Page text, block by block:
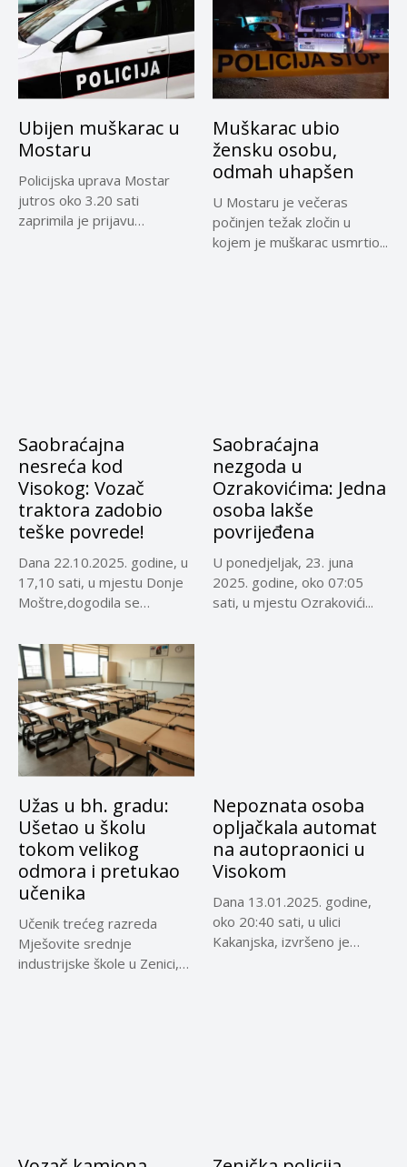
Ubijen muškarac u
Mostaru
Policijska uprava Mostar
jutros oko 3.20 sati
zaprimila je prijavu
Muškarac ubio
žensku osobu,
odmah uhapšen
U Mostaru je večeras
počinjen težak zločin u
kojem je muškarac usmrtio...
Saobraćajna
nesreća kod
Visokog: Vozač
traktora zadobio
teške povrede!
Dana 22.10.2025. godine, u
17,10 sati, u mjestu Donje
Moštre,dogodila se
Saobraćajna
nezgoda u
Ozrakovićima: Jedna
osoba lakše
povrijeđena
U ponedjeljak, 23. juna
2025. godine, oko 07:05
sati, u mjestu Ozrakovići...
Užas u bh. gradu:
Ušetao u školu
tokom velikog
odmora i pretukao
učenika
Učenik trećeg razreda
Mješovite srednje
industrijske škole u Zenici,
Nepoznata osoba
opljačkala automat
na autopraonici u
Visokom
Dana 13.01.2025. godine,
oko 20:40 sati, u ulici
Kakanjska, izvršeno je